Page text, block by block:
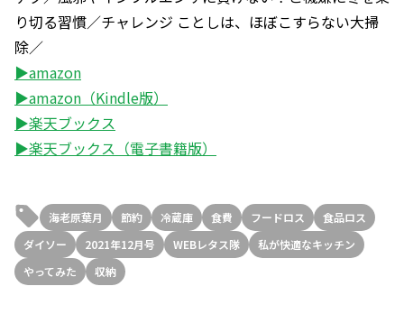
り切る習慣／チャレンジ ことしは、ほぼこすらない大掃
除／
▶amazon
▶amazon（Kindle版）
▶楽天ブックス
▶楽天ブックス（電子書籍版）
海老原葉月 節約 冷蔵庫 食費 フードロス
食品ロス
ダイソー
2021年12月号 WEBレタス隊
私が快適なキッチン
やってみた
収納